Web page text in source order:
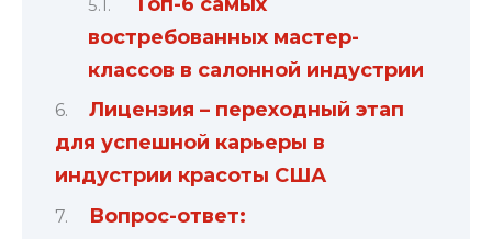
востребованных мастер-
классов в салонной индустрии
Лицензия – переходный этап
для успешной карьеры в
индустрии красоты США
Вопрос-ответ: